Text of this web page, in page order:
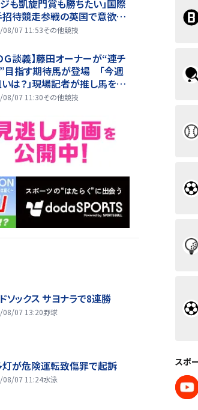
も凱旋門賞も勝ちたい」国際
待競走参戦の英国で意欲十
08/07 11:53その他競技
Ｇ談義】藤田オーナーが“連チ
目指す期待馬が登場 「今週
は？」現場記者が推し馬をジ
08/07 11:30その他競技
ソックス サヨナラで8連勝
08/07 13:20野球
が危険運転致傷罪で起訴
08/07 11:24水泳
スポ